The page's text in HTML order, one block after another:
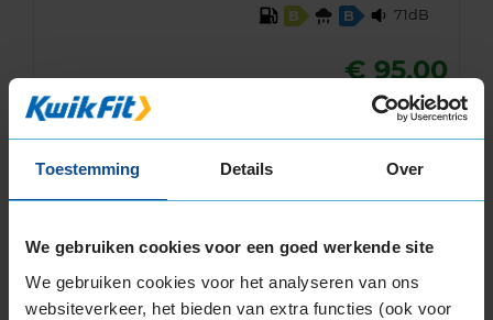
Toestemming Details Over
We gebruiken cookies voor een goed werkende site
We gebruiken cookies voor het analyseren van ons
websiteverkeer, het bieden van extra functies (ook voor
B
B 71dB
€ 95,00
Klantbeoordelingen